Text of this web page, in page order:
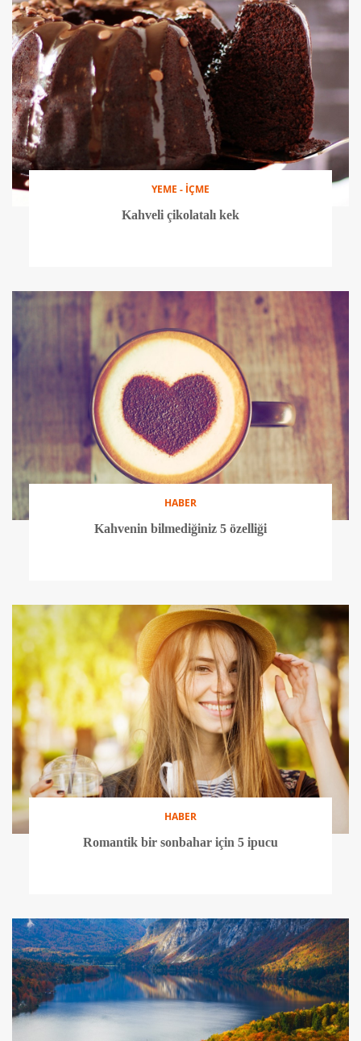
YEME - İÇME
Kahveli çikolatalı kek
HABER
Kahvenin bilmediğiniz 5 özelliği
HABER
Romantik bir sonbahar için 5 ipucu